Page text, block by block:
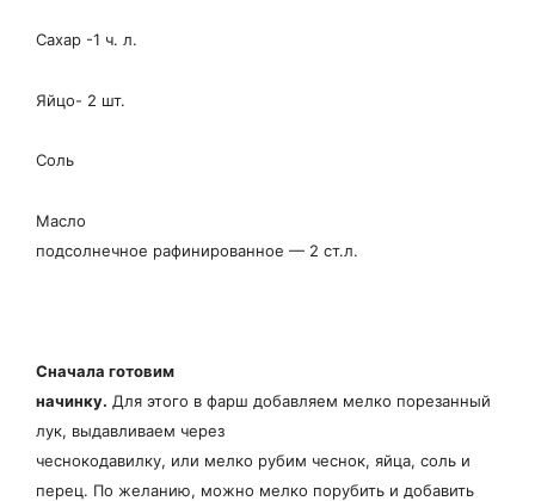
Сахар -1 ч. л.
Яйцо- 2 шт.
Соль
Масло
подсолнечное рафинированное — 2 ст.л.
Сначала готовим
начинку. Для этого в фарш добавляем мелко порезанный
лук, выдавливаем через
чеснокодавилку, или мелко рубим чеснок, яйца, соль и
перец. По желанию, можно мелко порубить и добавить